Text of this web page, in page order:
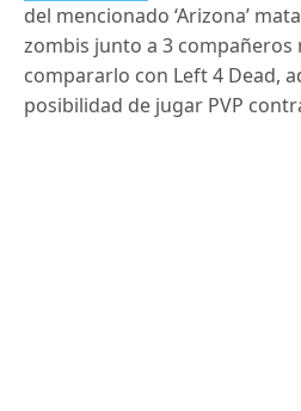
del mencionado ‘Arizona’
zombis junto a 3 compañeros
compararlo con Left 4 Dead,
posibilidad de jugar PVP